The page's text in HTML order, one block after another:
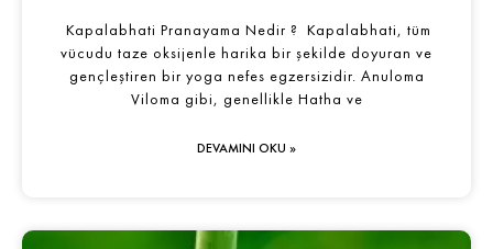
Kapalabhati Pranayama Nedir ? Kapalabhati, tüm
vücudu taze oksijenle harika bir şekilde doyuran ve
gençleştiren bir yoga nefes egzersizidir. Anuloma
Viloma gibi, genellikle Hatha ve
DEVAMINI OKU »